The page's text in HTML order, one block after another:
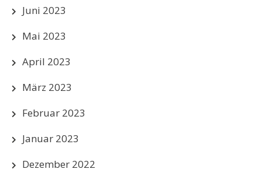
Juni 2023
Mai 2023
April 2023
März 2023
Februar 2023
Januar 2023
Dezember 2022